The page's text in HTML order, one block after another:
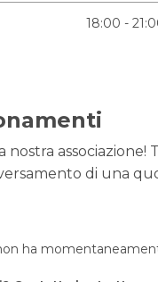
18:00 -
nostra
di una
ha